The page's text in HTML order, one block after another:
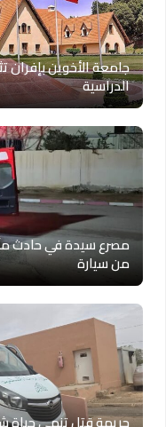
جامعة الأخوين بإفران
الدراسية
مصرع سيدة في حادث
من سيارة